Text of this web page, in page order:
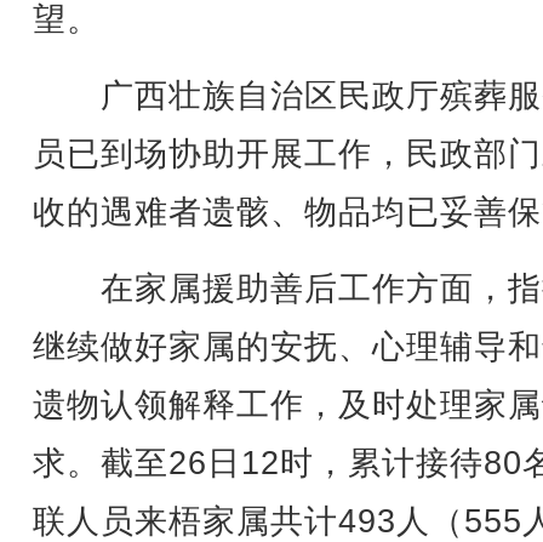
望。
广西壮族自治区民政厅殡葬
员已到场协助开展工作，民政部
收的遇难者遗骸、物品均已妥善
在家属援助善后工作方面，
继续做好家属的安抚、心理辅导
遗物认领解释工作，及时处理家
求。截至26日12时，累计接待80
联人员来梧家属共计493人（555